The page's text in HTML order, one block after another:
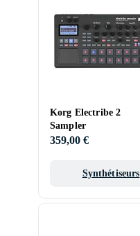
Korg Electribe 2
Sampler
359,00 €
Synthétiseurs